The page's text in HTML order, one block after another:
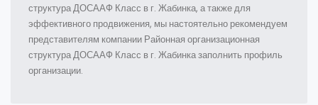
структура ДОСААФ Класс в г. Жабинка, а также для
эффективного продвижения, мы настоятельно рекомендуем
представителям компании Районная организационная
структура ДОСААФ Класс в г. Жабинка заполнить профиль
организации.